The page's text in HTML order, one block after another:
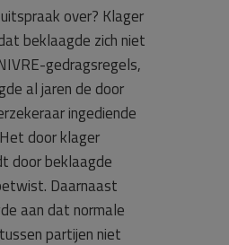
over? Klager
beklaagde zich niet
gedragsregels,
al jaren de door
ingediende
door klager
door beklaagde
Daarnaast
aan dat normale
partijen niet